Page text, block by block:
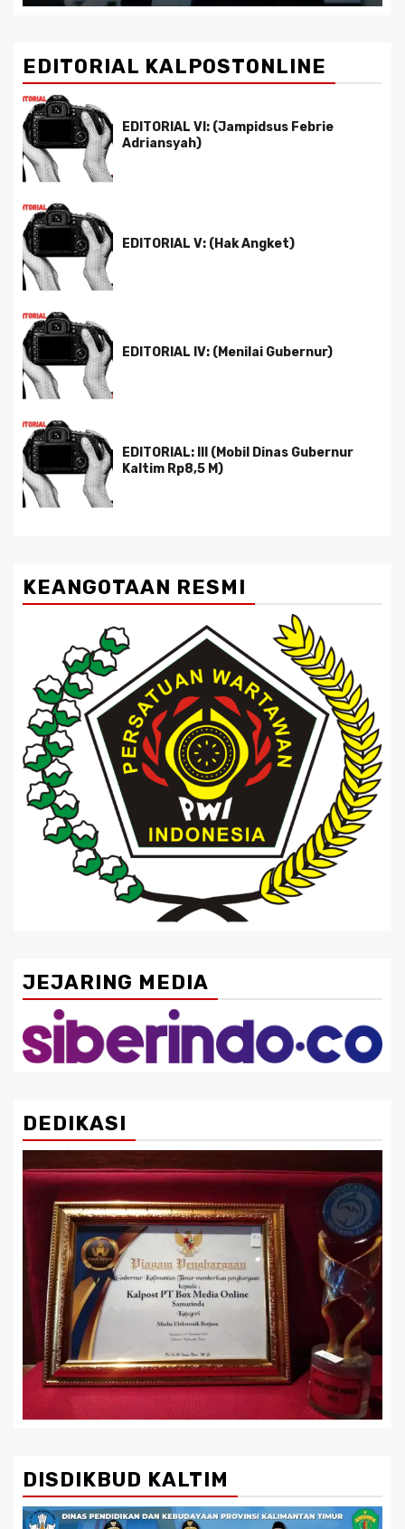
EDITORIAL KALPOSTONLINE
EDITORIAL VI: (Jampidsus Febrie
Adriansyah)
EDITORIAL V: (Hak Angket)
EDITORIAL IV: (Menilai Gubernur)
EDITORIAL: III (Mobil Dinas Gubernur
Kaltim Rp8,5 M)
KEANGOTAAN RESMI
JEJARING MEDIA
DEDIKASI
DISDIKBUD KALTIM